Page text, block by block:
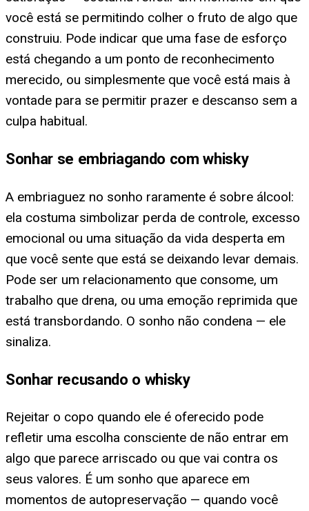
você está se permitindo colher o fruto de algo que
construiu. Pode indicar que uma fase de esforço
está chegando a um ponto de reconhecimento
merecido, ou simplesmente que você está mais à
vontade para se permitir prazer e descanso sem a
culpa habitual.
Sonhar se embriagando com whisky
A embriaguez no sonho raramente é sobre álcool:
ela costuma simbolizar perda de controle, excesso
emocional ou uma situação da vida desperta em
que você sente que está se deixando levar demais.
Pode ser um relacionamento que consome, um
trabalho que drena, ou uma emoção reprimida que
está transbordando. O sonho não condena — ele
sinaliza.
Sonhar recusando o whisky
Rejeitar o copo quando ele é oferecido pode
refletir uma escolha consciente de não entrar em
algo que parece arriscado ou que vai contra os
seus valores. É um sonho que aparece em
momentos de autopreservação — quando você